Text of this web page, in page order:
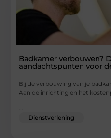
Badkamer verbouwen?
aandachtspunten voor
Bij de verbouwing van je
Aan de inrichting en het
...
Dienstverlening